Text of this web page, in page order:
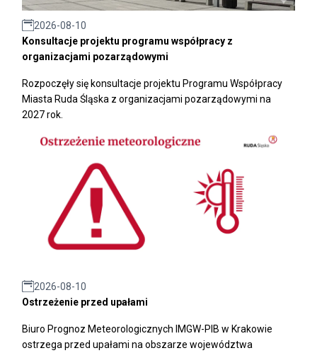
2026-08-10
Konsultacje projektu programu współpracy z
organizacjami pozarządowymi
Rozpoczęły się konsultacje projektu Programu Współpracy
Miasta Ruda Śląska z organizacjami pozarządowymi na
2027 rok.
2026-08-10
Ostrzeżenie przed upałami
Biuro Prognoz Meteorologicznych IMGW-PIB w Krakowie
ostrzega przed upałami na obszarze województwa